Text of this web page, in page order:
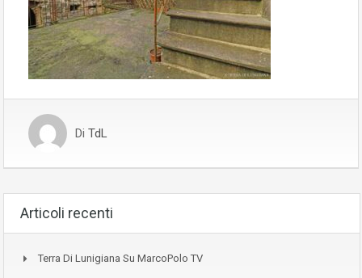
Di TdL
Articoli recenti
Terra Di Lunigiana Su MarcoPolo TV